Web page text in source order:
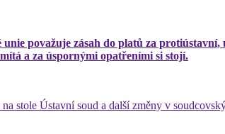
považuje zásah do platů za
a za úspornými opatřeními si stojí.
stole Ústavní soud a další změny v